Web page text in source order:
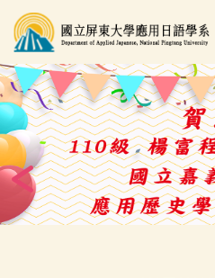
跳
到
主
要
內
容
區